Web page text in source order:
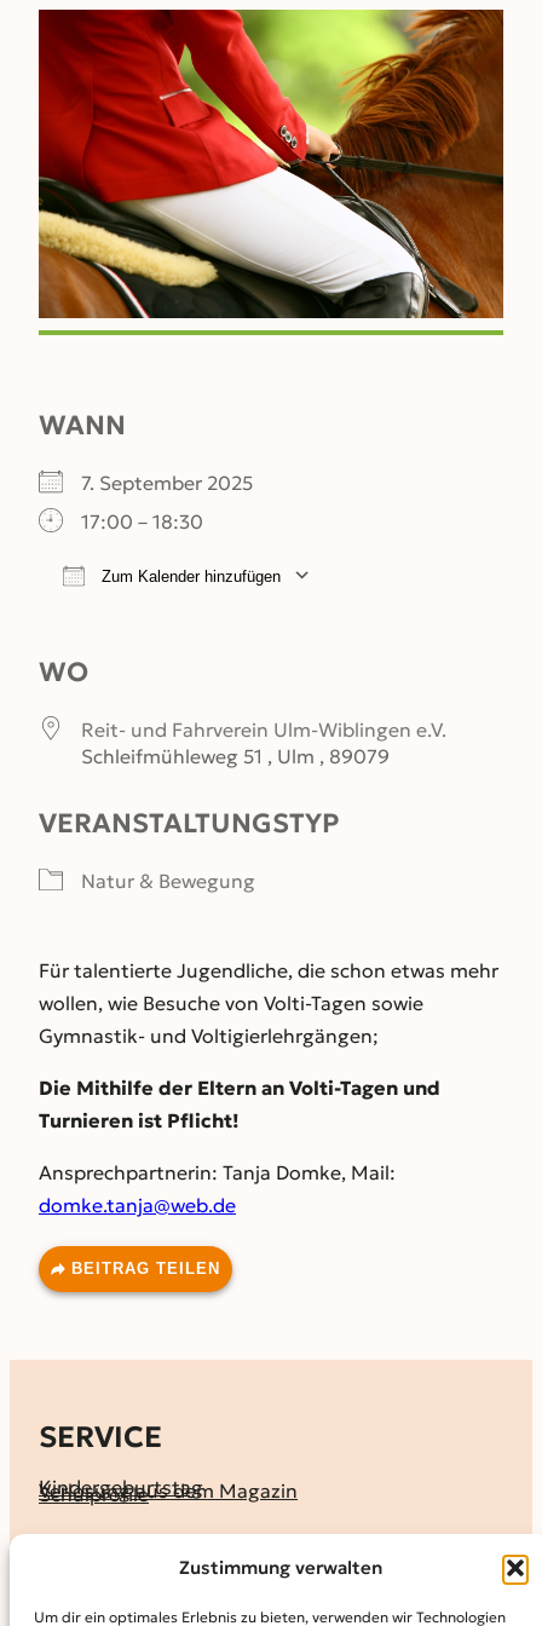
Zustimmung verwalten
Um dir ein optimales Erlebnis zu bieten, verwenden wir Technologien
WANN
7. September 2025
17:00 – 18:30
Zum Kalender hinzufügen
WO
Reit- und Fahrverein Ulm-Wiblingen e.V.
Schleifmühleweg 51 , Ulm , 89079
VERANSTALTUNGSTYP
Natur & Bewegung
Für talentierte Jugendliche, die schon etwas mehr
wollen, wie Besuche von Volti-Tagen sowie
Gymnastik- und Voltigierlehrgängen;
Die Mithilfe der Eltern an Volti-Tagen und
Turnieren ist Pflicht!
Ansprechpartnerin: Tanja Domke, Mail:
domke.tanja@web.de
BEITRAG TEILEN
SERVICE
Kindergeburtstag
Verlosung aus dem Magazin
Schulprofile
KALENDER